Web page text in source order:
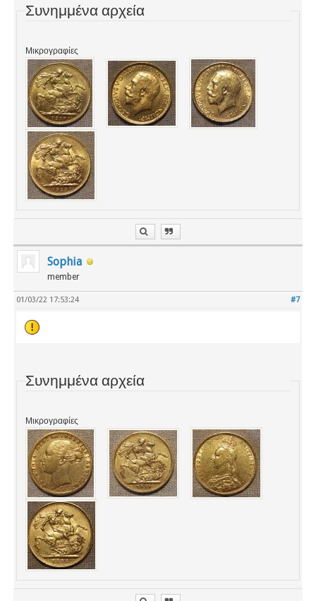
Συνημμένα αρχεία
Μικρογραφίες
Sophia
member
#7
01/03/22 17:53:24
Συνημμένα αρχεία
Μικρογραφίες